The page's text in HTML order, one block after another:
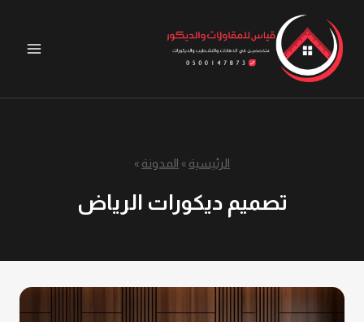
المحتوى
الرئيسية » المدونة »
تصميم ديكورات الرياض